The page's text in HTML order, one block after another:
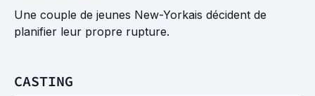
Une couple de jeunes New-Yorkais décident de
planifier leur propre rupture.
CASTING